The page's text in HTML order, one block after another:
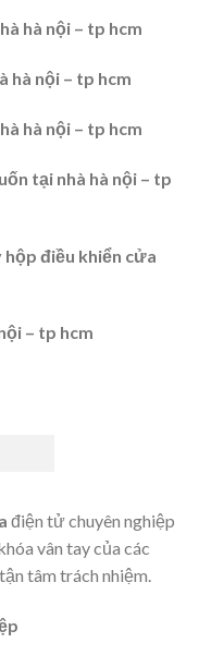
hà nội – tp hcm
hà nội – tp hcm
hà nội – tp hcm
tại nhà hà nội – tp
điều khiển cửa
– tp hcm
điện tử chuyên nghiệp
vân tay của các
tâm trách nhiệm.